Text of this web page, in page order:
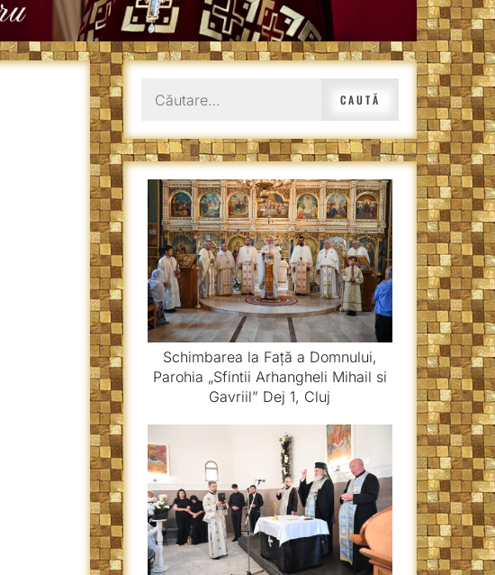
după:
Schimbarea la Față a Domnului,
Parohia „Sfintii Arhangheli Mihail si
Gavriil” Dej 1, Cluj